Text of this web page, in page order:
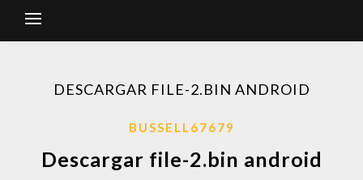
DESCARGAR FILE-2.BIN ANDROID
BUSSELL67679
Descargar file-2.bin android